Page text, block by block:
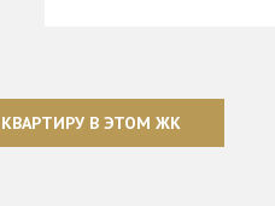
В ЭТОМ ЖК